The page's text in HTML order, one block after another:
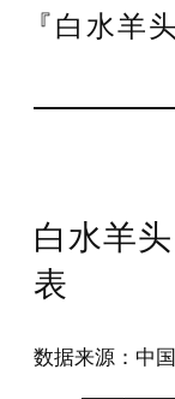
『白水羊
白水羊头
表
数据来源：中